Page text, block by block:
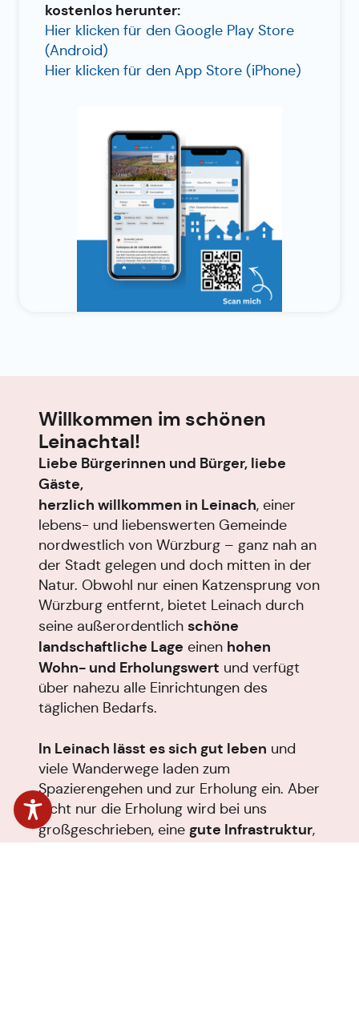
kostenlos herunter:
Hier klicken für den Google Play Store
(Android)
Hier klicken für den App Store (iPhone)
Willkommen im schönen
Leinachtal!
Liebe Bürgerinnen und Bürger, liebe
Gäste,
herzlich willkommen in Leinach, einer
lebens- und liebenswerten Gemeinde
nordwestlich von Würzburg – ganz nah an
der Stadt gelegen und doch mitten in der
Natur. Obwohl nur einen Katzensprung von
Würzburg entfernt, bietet Leinach durch
seine außerordentlich schöne
landschaftliche Lage einen hohen
Wohn- und Erholungswert und verfügt
über nahezu alle Einrichtungen des
täglichen Bedarfs.
In Leinach lässt es sich gut leben und
viele Wanderwege laden zum
Spazierengehen und zur Erholung ein. Aber
nicht nur die Erholung wird bei uns
großgeschrieben, eine gute Infrastruktur,